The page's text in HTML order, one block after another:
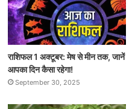
राशिफल 1 अक्टूबर: मेष से मीन तक, जानें
आपका दिन कैसा रहेगा!
September 30, 2025